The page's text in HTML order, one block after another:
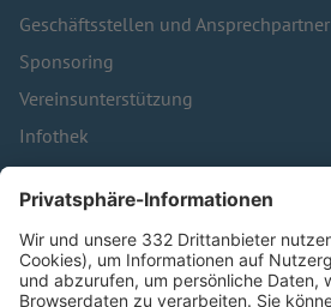
Geschäftsstellen und Ansprechpartner
Sponsoring
Vereinsunterstützung
Infothek
Kontakt
HÄUFIG BESUCHTE SEITEN
Pässe und Vereinswechsel